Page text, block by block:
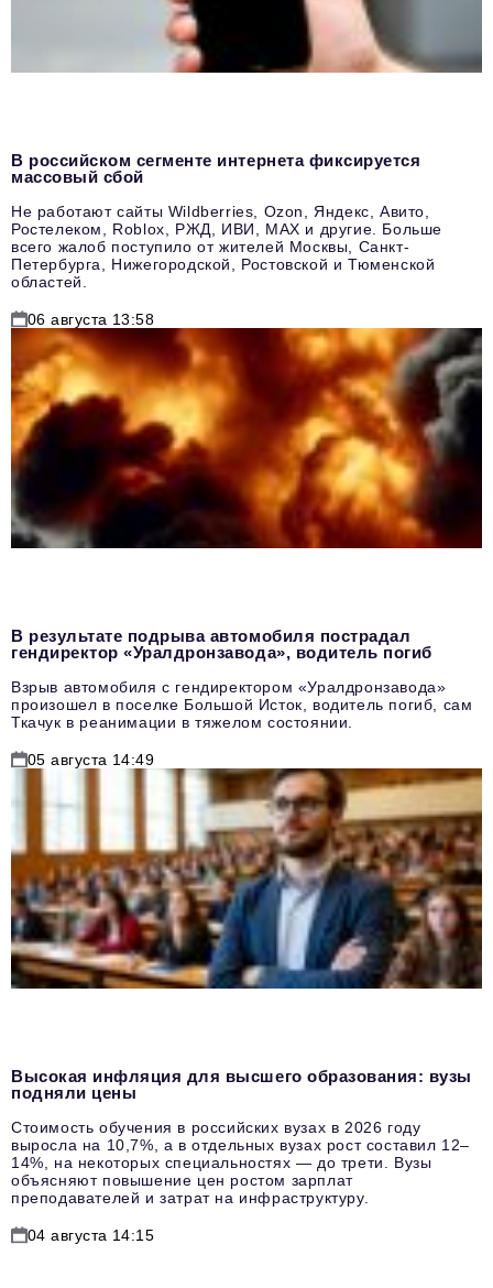
В российском сегменте интернета фиксируется
массовый сбой
Не работают сайты Wildberries, Ozon, Яндекс, Авито,
Ростелеком, Roblox, РЖД, ИВИ, MAX и другие. Больше
всего жалоб поступило от жителей Москвы, Санкт-
Петербурга, Нижегородской, Ростовской и Тюменской
областей.
06 августа 13:58
В результате подрыва автомобиля пострадал
гендиректор «Уралдронзавода», водитель погиб
Взрыв автомобиля с гендиректором «Уралдронзавода»
произошел в поселке Большой Исток, водитель погиб, сам
Ткачук в реанимации в тяжелом состоянии.
05 августа 14:49
Высокая инфляция для высшего образования: вузы
подняли цены
Стоимость обучения в российских вузах в 2026 году
выросла на 10,7%, а в отдельных вузах рост составил 12–
14%, на некоторых специальностях — до трети. Вузы
объясняют повышение цен ростом зарплат
преподавателей и затрат на инфраструктуру.
04 августа 14:15